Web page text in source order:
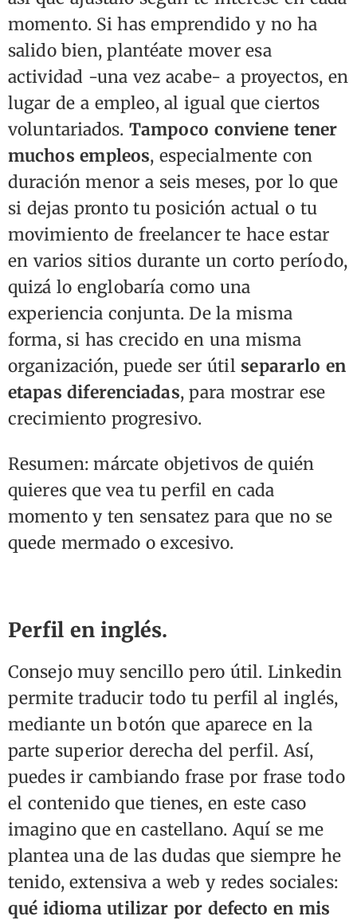
momento. Si has emprendido y no ha
salido bien, plantéate mover esa
actividad -una vez acabe- a proyectos, en
lugar de a empleo, al igual que ciertos
voluntariados.Tampoco conviene tener
muchos empleos, especialmente con
duración menor a seis meses, por lo que
si dejas pronto tu posición actual o tu
movimiento de freelancer te hace estar
en varios sitios durante un corto período,
quizá lo englobaría como una
experiencia conjunta. De la misma
forma, si has crecido en una misma
organización, puede ser útil separarlo en
etapas diferenciadas, para mostrar ese
crecimiento progresivo.
Resumen: márcate objetivos de quién
quieres que vea tu perfil en cada
momento y ten sensatez para que no se
quede mermado o excesivo.
Perfil en inglés.
Consejo muy sencillo pero útil. Linkedin
permite traducir todo tu perfil al inglés,
mediante un botón que aparece en la
parte superior derecha del perfil. Así,
puedes ir cambiando frase por frase todo
el contenido que tienes, en este caso
imagino que en castellano. Aquí se me
plantea una de las dudas que siempre he
tenido, extensiva a web y redes sociales:
qué idioma utilizar por defecto en mis